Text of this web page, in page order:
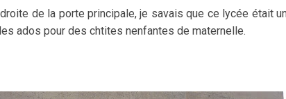
de la porte principale, je savais que ce lycée était
ados pour des chtites nenfantes de maternelle.